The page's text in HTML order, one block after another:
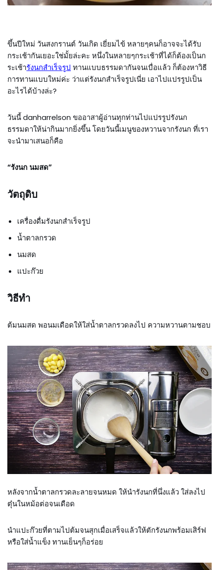
ขึ้นปีใหม่ วันสงกรานต์ วันเกิด เยี่ยมไข้ หลายๆคนก็อาจจะได้รับ
กระเช้ากันเยอะใช่มั้ยล่ะคะ หนึ่งในหลายๆกระเช้าที่ได้ก็ต้องเป็นก
ระเช้ารังนกสำเร็จรูป ทานแบบธรรมดากันจนเบื่อแล้ว ก็ต้องหาวิธี
การทานแบบใหม่ค่ะ ว่าแต่รังนกสำเร็จรูปเนี่ย เอาไปแปรรูปเป็น
อะไรได้บ้างล่ะ?
วันนี้ danharrelson ขออาสาผู้อ่านทุกท่านไปแปรรูปรังนก
ธรรมดาให้น่ากินมากยิ่งขึ้น โดยวันนี้เมนูของหวานจากรังนก ที่เรา
จะนำมาเสนอก็คือ
“รังนก นมสด”
วัตถุดิบ
เครื่องดื่มรังนกสำเร็จรูป
น้ำตาลกรวด
นมสด
แปะก๊วย
วิธีทำ
ต้มนมสด พอนมเดือดให้ใส่น้ำตาลกรวดลงไป ความหวานตามชอบ
หลังจากน้ำตาลกรวดละลายจนหมด ให้นำรังนกที่นึ่งแล้ว ใส่ลงไป
ตุ๋นในหม้อต่อจนเดือด
นำแปะก๊วยที่ตามไปต้มจนสุกเมื่อเสร็จแล้วให้ตักรังนกพร้อมเสิร์ฟ
หรือใส่น้ำแข็ง ทานเย็นๆก็อร่อย